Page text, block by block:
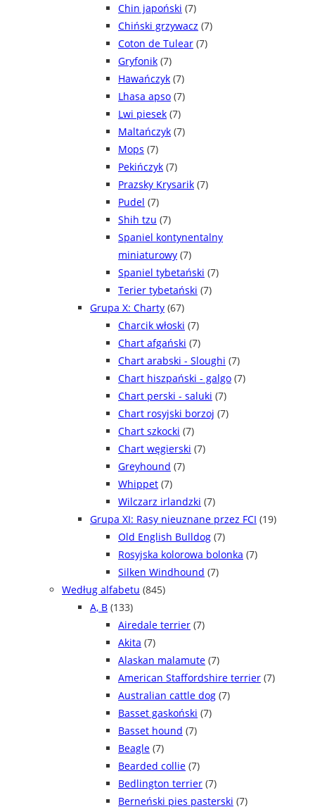
Chin japoński (7)
Chiński grzywacz (7)
Coton de Tulear (7)
Gryfonik (7)
Hawańczyk (7)
Lhasa apso (7)
Lwi piesek (7)
Maltańczyk (7)
Mops (7)
Pekińczyk (7)
Prazsky Krysarik (7)
Pudel (7)
Shih tzu (7)
Spaniel kontynentalny
miniaturowy (7)
Spaniel tybetański (7)
Terier tybetański (7)
Grupa X: Charty (67)
Charcik włoski (7)
Chart afgański (7)
Chart arabski - Sloughi (7)
Chart hiszpański - galgo (7)
Chart perski - saluki (7)
Chart rosyjski borzoj (7)
Chart szkocki (7)
Chart węgierski (7)
Greyhound (7)
Whippet (7)
Wilczarz irlandzki (7)
Grupa XI: Rasy nieuznane przez FCI (19)
Old English Bulldog (7)
Rosyjska kolorowa bolonka (7)
Silken Windhound (7)
Według alfabetu (845)
A, B (133)
Airedale terrier (7)
Akita (7)
Alaskan malamute (7)
American Staffordshire terrier (7)
Australian cattle dog (7)
Basset gaskoński (7)
Basset hound (7)
Beagle (7)
Bearded collie (7)
Bedlington terrier (7)
Berneński pies pasterski (7)